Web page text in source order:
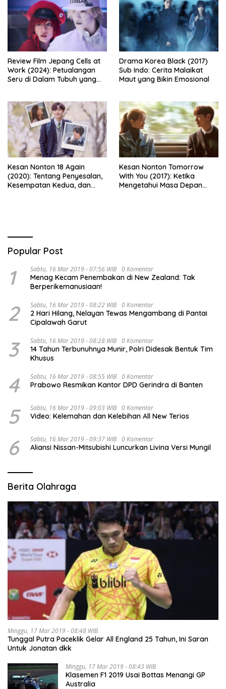
Review Film Jepang Cells at
Work (2024): Petualangan
Seru di Dalam Tubuh yang
Drama Korea Black (2017)
Sub Indo: Cerita Malaikat
Maut yang Bikin Emosional
Kesan Nonton 18 Again
(2020): Tentang Penyesalan,
Kesempatan Kedua, dan
Kesan Nonton Tomorrow
With You (2017): Ketika
Mengetahui Masa Depan
Popular Post
1 Sabtu, 16 Mar 2019 - 07:56 WIB 0 Komentar
Menag Kecam Penembakan di New Zealand: Tak
Berperikemanusiaan!
2 Sabtu, 16 Mar 2019 - 08:22 WIB 0 Komentar
2 Hari Hilang, Nelayan Tewas Mengambang di Pantai
Cipalawah Garut
3 Sabtu, 16 Mar 2019 - 08:28 WIB 0 Komentar
14 Tahun Terbunuhnya Munir, Polri Didesak Bentuk Tim
Khusus
4 Sabtu, 16 Mar 2019 - 08:55 WIB 0 Komentar
Prabowo Resmikan Kantor DPD Gerindra di Banten
5 Sabtu, 16 Mar 2019 - 09:03 WIB 0 Komentar
Video: Kelemahan dan Kelebihan All New Terios
6 Sabtu, 16 Mar 2019 - 09:37 WIB 0 Komentar
Aliansi Nissan-Mitsubishi Luncurkan Livina Versi Mungil
Berita Olahraga
Minggu, 17 Mar 2019 - 08:48 WIB
Tunggal Putra Paceklik Gelar All England 25 Tahun, Ini Saran
Untuk Jonatan dkk
Minggu, 17 Mar 2019 - 08:43 WIB
Klasemen F1 2019 Usai Bottas Menangi GP
Australia